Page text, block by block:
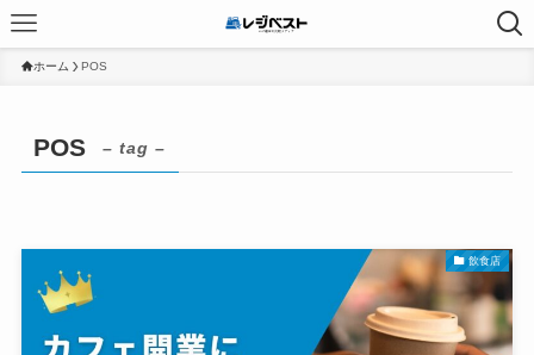
ホーム POS
POS – tag –
飲食店